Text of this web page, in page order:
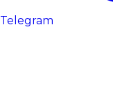
Telegram